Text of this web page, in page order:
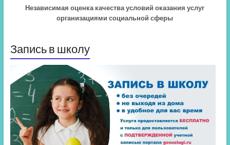
Независимая оценка качества условий оказания услуг
организациями социальной сферы
Запись в школу